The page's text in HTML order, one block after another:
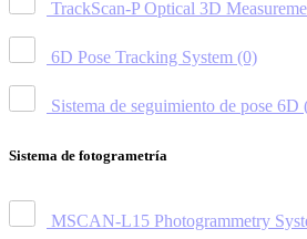
TrackScan-P Optical 3D
6D Pose Tracking System (0)
Sistema de seguimiento de pose 6D
Sistema de fotogrametría
MSCAN-L15 Photogrammetry